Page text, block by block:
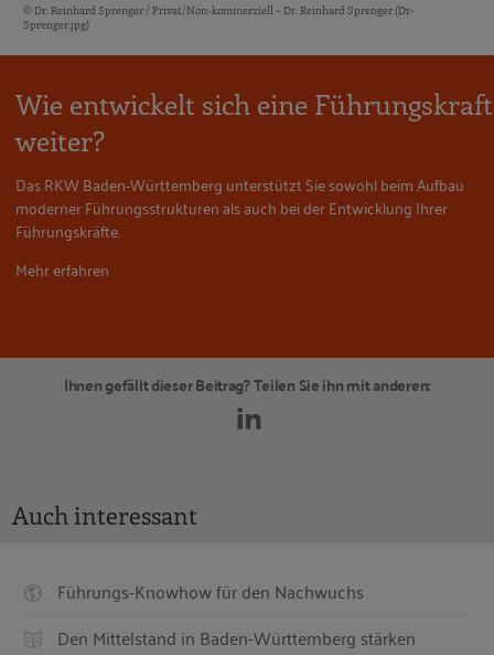
© Dr. Reinhard Sprenger / Privat/Non-kommerziell – Dr. Reinhard Sprenger (Dr-
Sprenger.jpg)
Wie entwickelt sich eine Führungskraft
weiter?
Das RKW Baden-Württemberg unterstützt Sie sowohl beim Aufbau
moderner Führungsstrukturen als auch bei der Entwicklung Ihrer
Führungskräfte.
Mehr erfahren
Ihnen gefällt dieser Beitrag? Teilen Sie ihn mit anderen:
Auch interessant
Führungs-Knowhow für den Nachwuchs
Den Mittelstand in Baden-Württemberg stärken